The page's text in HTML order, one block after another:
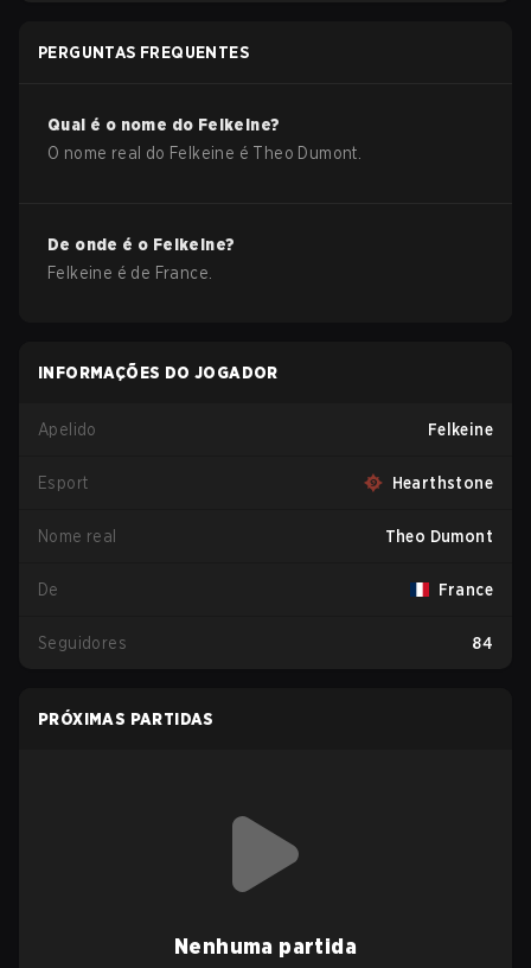
PERGUNTAS FREQUENTES
Qual é o nome do Felkeine?
O nome real do Felkeine é Theo Dumont
De onde é o Felkeine?
Felkeine é de France
INFORMAÇÕES DO JOGADOR
Apelido Felkeine
Esport Hearthstone
Nome real Theo Dumont
De France
Seguidores 84
PRÓXIMAS PARTIDAS
Nenhuma partida